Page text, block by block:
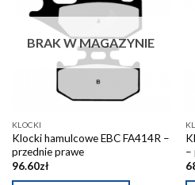
schowka
BRAK W MAGAZYNIE
KLOCKI
Klocki hamulcowe EBC FA414R –
przednie prawe
96.60zł
–